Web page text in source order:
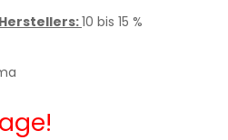
10 bis 15 %